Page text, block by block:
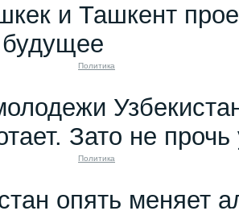
и Ташкент
Политика
Зато не
Политика
опять меняет